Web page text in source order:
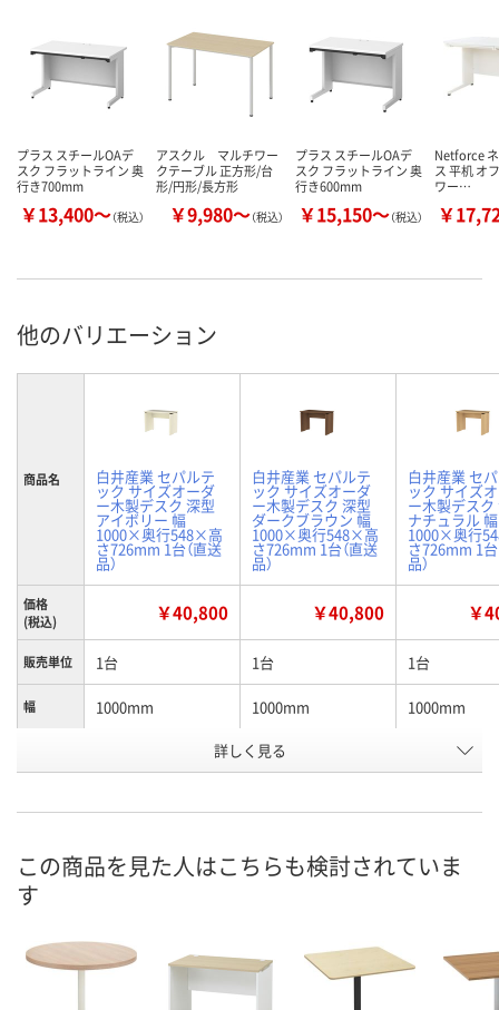
プラス スチールOAデ
スク フラットライン 奥
行き700mm
￥13,400～（税込）
アスクル マルチワー
クテーブル 正方形/台
形/円形/長方形
￥9,980～（税込）
プラス スチールOAデ
スク フラットライン 奥
行き600mm
￥15,150～（税込）
Netforce
ス 平机 オ
ワー…
￥
他のバリエーション
商品名 白井産業 セパルテ
ック サイズオーダ
ー木製デスク 深型
アイボリー 幅
1000×奥行548×高
さ726mm 1台（直送
品）
白井産業 セパルテ
ック サイズオーダ
ー木製デスク 深型
ダークブラウン 幅
1000×奥行548×高
さ726mm 1台（直送
品）
白井産業 セ
ック サイズ
ー木製デスク
ナチュラル 幅
1000×奥行
さ726mm 1台
品）
価格
(税込)
￥40,800 ￥40,800 ￥
販売単位 1台 1台 1台
幅 1000mm 1000mm 1000mm
ダークブラウン ナチュラル
号
お届け日
数量
詳しく見る
この商品を見た人はこちらも検討されていま
す